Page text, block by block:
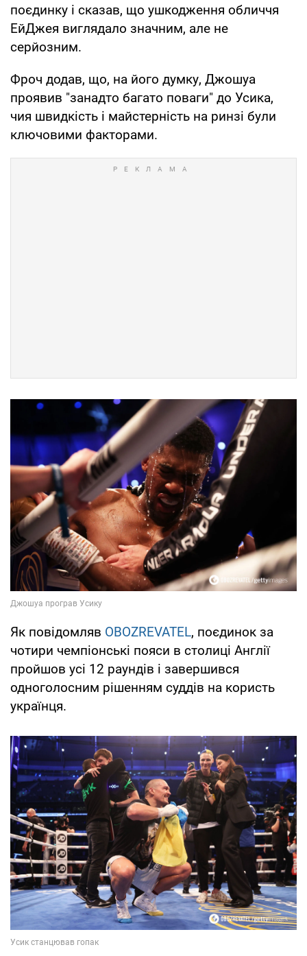
поєдинку і сказав, що ушкодження обличчя
ЕйДжея виглядало значним, але не
серйозним.
Фроч додав, що, на його думку, Джошуа
проявив "занадто багато поваги" до Усика,
чия швидкість і майстерність на ринзі були
ключовими факторами.
Як повідомляв OBOZREVATEL, поєдинок за
чотири чемпіонські пояси в столиці Англії
пройшов усі 12 раундів і завершився
одноголосним рішенням суддів на користь
українця.